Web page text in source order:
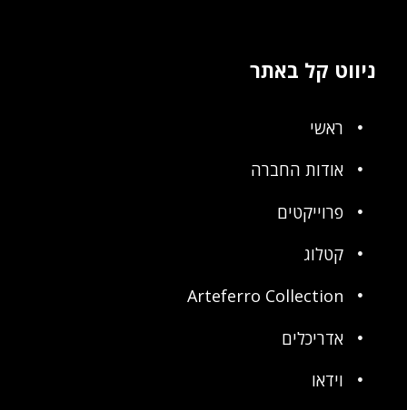
ניווט קל באתר
ראשי
אודות החברה
פרוייקטים
קטלוג
Arteferro Collection
אדריכלים
וידאו